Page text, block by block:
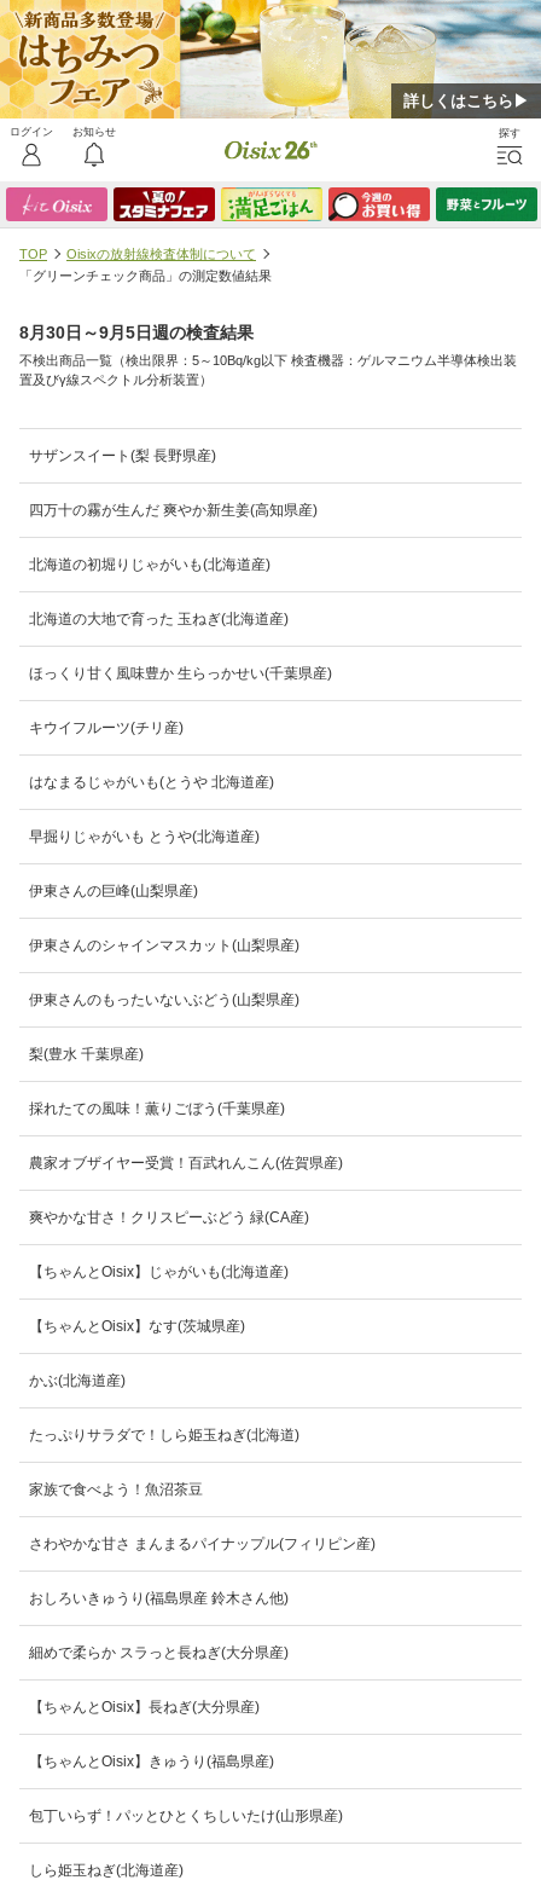
詳しくはこちら▶
TOP
Oisixの放射線検査体制について
「グリーンチェック商品」の測定数値結果
8月30日～9月5日週の検査結果
不検出商品一覧（検出限界：5～10Bq/kg以下 検査機器：ゲルマニウム半導体検出装
置及びγ線スペクトル分析装置）
サザンスイート(梨 長野県産)
四万十の霧が生んだ 爽やか新生姜(高知県産)
北海道の初堀りじゃがいも(北海道産)
北海道の大地で育った 玉ねぎ(北海道産)
ほっくり甘く風味豊か 生らっかせい(千葉県産)
キウイフルーツ(チリ産)
はなまるじゃがいも(とうや 北海道産)
早掘りじゃがいも とうや(北海道産)
伊東さんの巨峰(山梨県産)
伊東さんのシャインマスカット(山梨県産)
伊東さんのもったいないぶどう(山梨県産)
梨(豊水 千葉県産)
採れたての風味！薫りごぼう(千葉県産)
農家オブザイヤー受賞！百武れんこん(佐賀県産)
爽やかな甘さ！クリスピーぶどう 緑(CA産)
【ちゃんとOisix】じゃがいも(北海道産)
【ちゃんとOisix】なす(茨城県産)
かぶ(北海道産)
たっぷりサラダで！しら姫玉ねぎ(北海道)
家族で食べよう！魚沼茶豆
さわやかな甘さ まんまるパイナップル(フィリピン産)
おしろいきゅうり(福島県産 鈴木さん他)
細めで柔らか スラっと長ねぎ(大分県産)
【ちゃんとOisix】長ねぎ(大分県産)
【ちゃんとOisix】きゅうり(福島県産)
包丁いらず！パッとひとくちしいたけ(山形県産)
しら姫玉ねぎ(北海道産)